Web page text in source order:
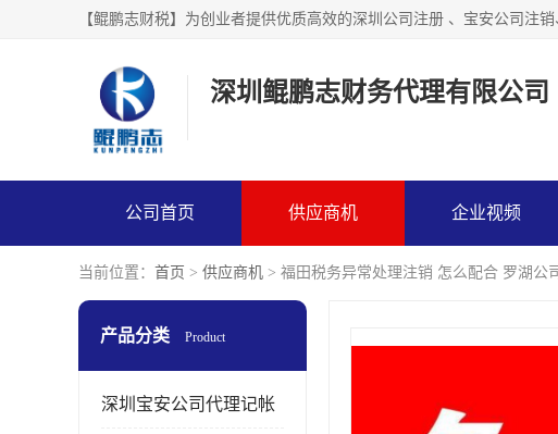
【鲲鹏志财税】为创业者提供优质高效的深圳公司注册 、宝安公司注
深圳鲲鹏志财务代理有限公司
公司首页 供应商机 企业视频
当前位置： 首页 > 供应商机 > 福田税务异常处理注销 怎么配合 罗湖公
产品分类 Product
深圳宝安公司代理记帐